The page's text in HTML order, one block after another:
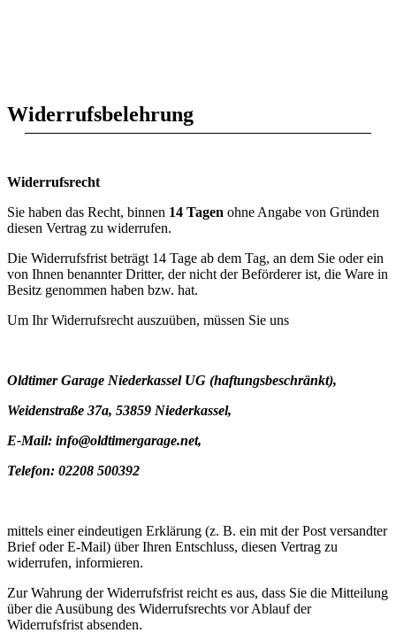
Widerrufsbelehrung
Widerrufsrecht
Sie haben das Recht, binnen 14 Tagen ohne Angabe von Gründen
diesen Vertrag zu widerrufen.
Die Widerrufsfrist beträgt 14 Tage ab dem Tag, an dem Sie oder ein
von Ihnen benannter Dritter, der nicht der Beförderer ist, die Ware in
Besitz genommen haben bzw. hat.
Um Ihr Widerrufsrecht auszuüben, müssen Sie uns
Oldtimer Garage Niederkassel UG (haftungsbeschränkt),
Weidenstraße 37a, 53859 Niederkassel,
E-Mail: info@oldtimergarage.net,
Telefon: 02208 500392
mittels einer eindeutigen Erklärung (z. B. ein mit der Post versandter
Brief oder E-Mail) über Ihren Entschluss, diesen Vertrag zu
widerrufen, informieren.
Zur Wahrung der Widerrufsfrist reicht es aus, dass Sie die Mitteilung
über die Ausübung des Widerrufsrechts vor Ablauf der
Widerrufsfrist absenden.